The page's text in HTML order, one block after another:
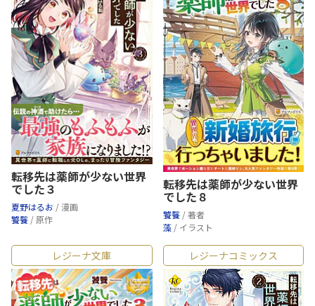
転移先は薬師が少ない世界
でした３
夏野はるお / 漫画
饕餮 / 原作
転移先は薬師が少ない世界
でした８
饕餮 / 著者
藻 / イラスト
レジーナ文庫 レジーナコミックス